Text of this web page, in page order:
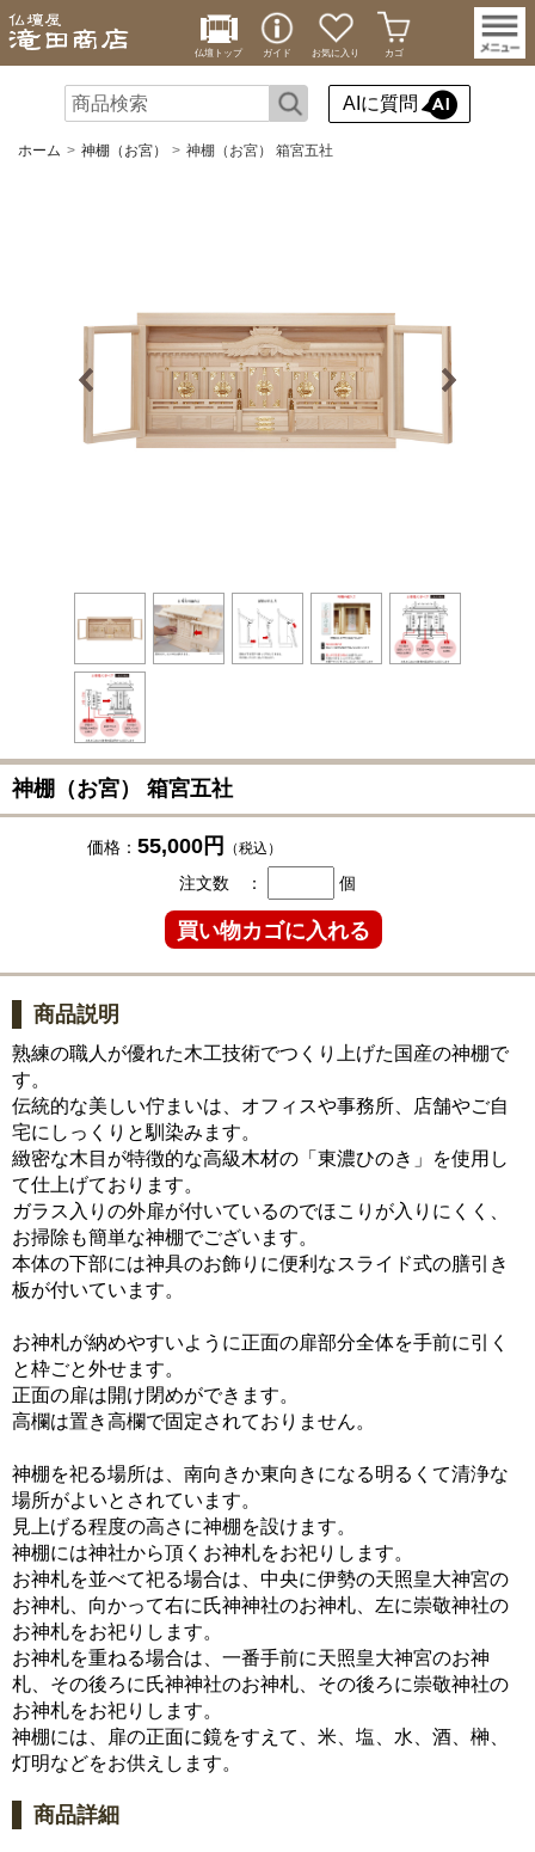
仏壇トップ ガイド お気に入り カゴ
AIに質問
ホーム 神棚（お宮） 神棚（お宮） 箱宮五社
神棚（お宮） 箱宮五社
価格： 55,000円 （税込）
注文数 ： 個
商品説明
熟練の職人が優れた木工技術でつくり上げた国産の神棚で
す。
伝統的な美しい佇まいは、オフィスや事務所、店舗やご自
宅にしっくりと馴染みます。
緻密な木目が特徴的な高級木材の「東濃ひのき」を使用し
て仕上げております。
ガラス入りの外扉が付いているのでほこりが入りにくく、
お掃除も簡単な神棚でございます。
本体の下部には神具のお飾りに便利なスライド式の膳引き
板が付いています。
お神札が納めやすいように正面の扉部分全体を手前に引く
と枠ごと外せます。
正面の扉は開け閉めができます。
高欄は置き高欄で固定されておりません。
神棚を祀る場所は、南向きか東向きになる明るくて清浄な
場所がよいとされています。
見上げる程度の高さに神棚を設けます。
神棚には神社から頂くお神札をお祀りします。
お神札を並べて祀る場合は、中央に伊勢の天照皇大神宮の
お神札、向かって右に氏神神社のお神札、左に崇敬神社の
お神札をお祀りします。
お神札を重ねる場合は、一番手前に天照皇大神宮のお神
札、その後ろに氏神神社のお神札、その後ろに崇敬神社の
お神札をお祀りします。
神棚には、扉の正面に鏡をすえて、米、塩、水、酒、榊、
灯明などをお供えします。
商品詳細